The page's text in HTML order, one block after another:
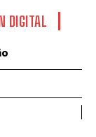
DIGITAL